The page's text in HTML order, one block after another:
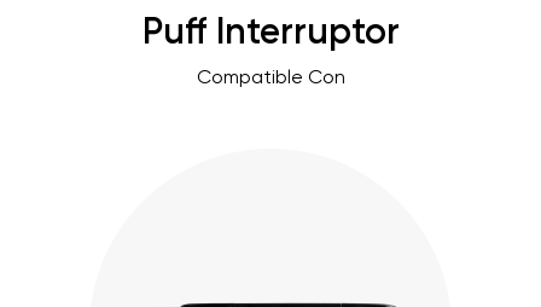
Puff Interruptor
Compatible Con